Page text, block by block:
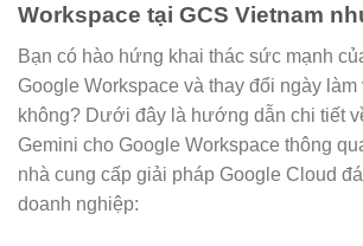
Workspace tại GCS Vietnam
Bạn có hào hứng khai thác sức mạnh
Google Workspace và thay đổi ngày làm
không? Dưới đây là hướng dẫn chi tiết
Gemini cho Google Workspace thông
nhà cung cấp giải pháp Google Cloud
doanh nghiệp: